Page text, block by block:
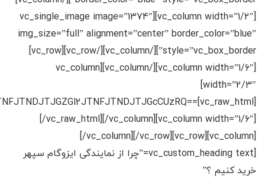
[vc_column width=”1/2″][vc_single_image image=”1374″
img_size=”full” alignment=”center” border_color=”blue”
style=”vc_box_border”][/vc_column][/vc_row][vc_row]
[vc_column width=”1/6″][/vc_column][vc_column
width=”2/3″]
[/vc_raw_html][/vc_column][vc_column width=”1/6″]
[/vc_column][/vc_row][vc_row][vc_column]
[vc_custom_heading text=”چرا از نمایندگی ایزوگام سپهر
خرید کنیم ؟”